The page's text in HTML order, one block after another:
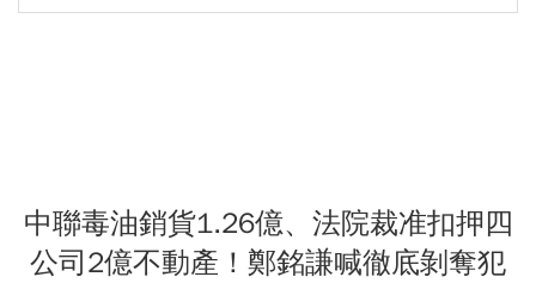
中聯毒油銷貨1.26億、法院裁准扣押四
公司2億不動產！鄭銘謙喊徹底剝奪犯